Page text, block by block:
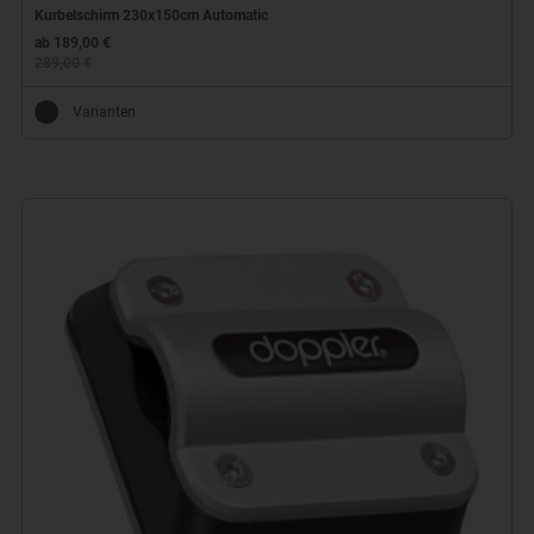
Kurbelschirm 230x150cm Automatic
ab 189,00 €
Varianten